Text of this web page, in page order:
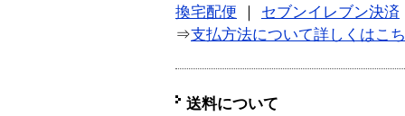
換宅配便
セブンイレブン決済
⇒支払方法について詳しくはこ
送料について